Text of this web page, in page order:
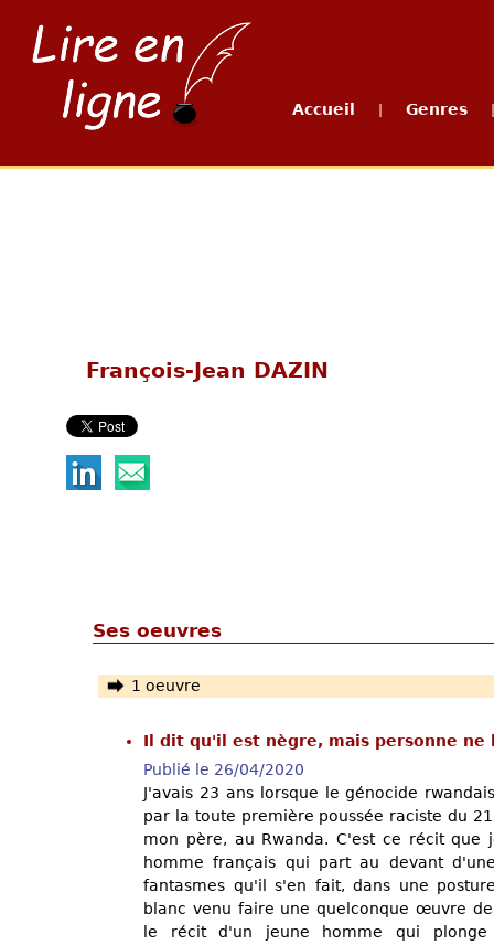
Accueil Genres
François-Jean DAZIN
Ses oeuvres
1 oeuvre
Il dit qu'il est nègre, mais personne
Publié le 26/04/2020
J'avais 23 ans lorsque le génocide
par la toute première poussée raciste du
mon père, au Rwanda. C'est ce récit
homme français qui part au devant
fantasmes qu'il s'en fait, dans une
blanc venu faire une quelconque œuvre
le récit d'un jeune homme qui plonge